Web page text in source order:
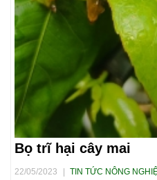
Bọ trĩ hại cây mai
22/05/2023 TIN TỨC NÔNG